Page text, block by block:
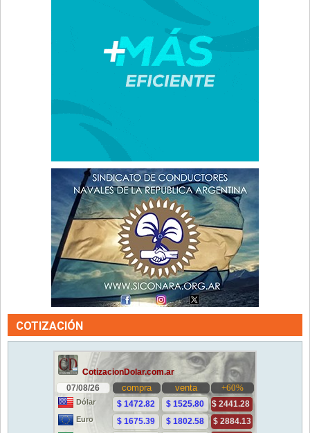
COTIZACIÓN